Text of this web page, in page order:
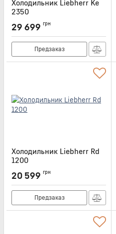
Холодильник Liebherr Ke
2350
KE2350
29 699 грн
Предзаказ
Холодильник Liebherr Rd
1200
RD1200
20 599 грн
Предзаказ